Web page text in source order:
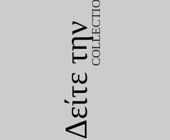
Δείτε τηνCOLLECTION